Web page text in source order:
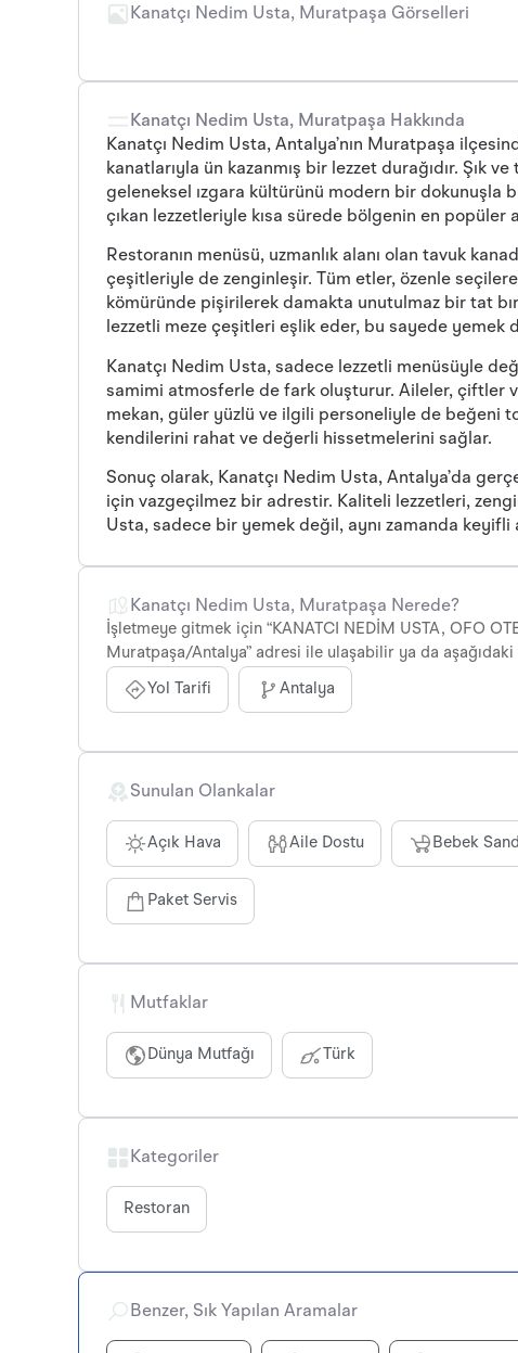
Kanatçı Nedim Usta, Muratpaşa Görselleri
Kanatçı Nedim Usta, Muratpaşa Hakkında
Kanatçı Nedim Usta, Antalya’nın Muratpaşa
kanatlarıyla ün kazanmış bir lezzet durağıdır. Şık
geleneksel ızgara kültürünü modern bir dokunuşla
çıkan lezzetleriyle kısa sürede bölgenin en
Restoranın menüsü, uzmanlık alanı olan tavuk
çeşitleriyle de zenginleşir. Tüm etler, özenle
kömüründe pişirilerek damakta unutulmaz bir tat
lezzetli meze çeşitleri eşlik eder, bu sayede yemek
Kanatçı Nedim Usta, sadece lezzetli menüsüyle
samimi atmosferle de fark oluşturur. Aileler, çiftler
mekan, güler yüzlü ve ilgili personeliyle de beğeni
kendilerini rahat ve değerli hissetmelerini sağlar.
Sonuç olarak, Kanatçı Nedim Usta, Antalya’da
için vazgeçilmez bir adrestir. Kaliteli lezzetleri,
Usta, sadece bir yemek değil, aynı zamanda
Kanatçı Nedim Usta, Muratpaşa Nerede?
İşletmeye gitmek için “KANATCI NEDİM USTA, OFO
Muratpaşa/Antalya” adresi ile ulaşabilir ya da
Yol Tarifi Antalya
Sunulan Olankalar
Açık Hava Aile Dostu Bebek
Paket Servis
Mutfaklar
Dünya Mutfağı Türk
Kategoriler
Restoran
Benzer, Sık Yapılan Aramalar